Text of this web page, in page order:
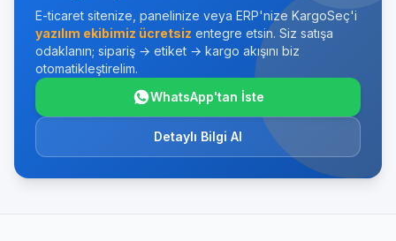
E-ticaret sitenize, panelinize veya ERP'nize KargoSeç'i
yazılım ekibimiz ücretsiz entegre etsin. Siz satışa
odaklanın; sipariş → etiket → kargo akışını biz
otomatikleştirelim.
WhatsApp'tan İste
Detaylı Bilgi Al